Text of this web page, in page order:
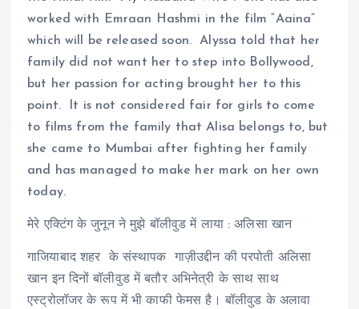
worked with Emraan Hashmi in the film “Aaina”
which will be released soon. Alyssa told that her
family did not want her to step into Bollywood,
but her passion for acting brought her to this
point. It is not considered fair for girls to come
to films from the family that Alisa belongs to, but
she came to Mumbai after fighting her family
and has managed to make her mark on her own
today.
मेरे एक्टिंग के जुनून ने मुझे बॉलीवुड में लाया : अलिसा खान
गाजियाबाद शहर के संस्थापक गाज़ीउद्दीन की परपोती अलिसा
खान इन दिनों बॉलीवुड में बतौर अभिनेत्री के साथ साथ
एस्ट्रोलॉजर के रूप में भी काफी फेमस है। बॉलीवुड के अलावा